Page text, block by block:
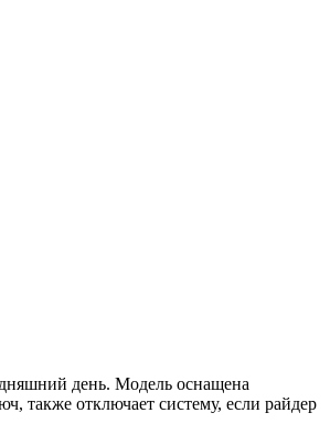
день. Модель оснащена
также отключает систему, если райдер